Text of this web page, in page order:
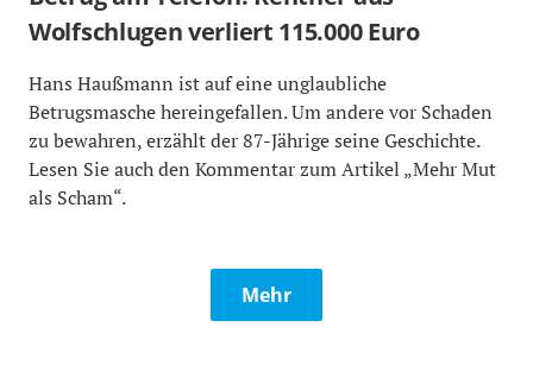
Wolfschlugen verliert 115.000 Euro
Hans Haußmann ist auf eine unglaubliche
Betrugsmasche hereingefallen. Um andere vor Schaden
zu bewahren, erzählt der 87-Jährige seine Geschichte.
Lesen Sie auch den Kommentar zum Artikel „Mehr Mut
als Scham“.
Mehr